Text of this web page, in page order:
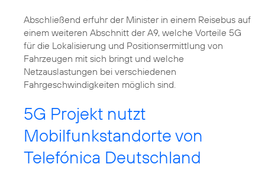
Abschließend erfuhr der Minister in einem Reisebus auf
einem weiteren Abschnitt der A9, welche Vorteile 5G
für die Lokalisierung und Positionsermittlung von
Fahrzeugen mit sich bringt und welche
Netzauslastungen bei verschiedenen
Fahrgeschwindigkeiten möglich sind.
5G Projekt nutzt
Mobilfunkstandorte von
Telefónica Deutschland